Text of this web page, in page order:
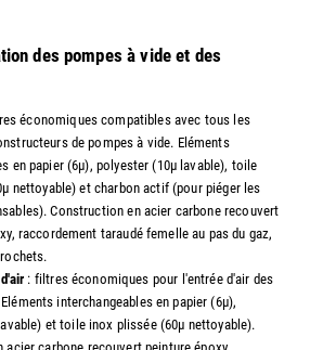
des pompes à vide et des
économiques compatibles avec tous les
de pompes à vide. Eléments
en papier (6µ), polyester (10µ lavable), toile
nettoyable) et charbon actif (pour piéger les
Construction en acier carbone recouvert
raccordement taraudé femelle au pas du gaz,
: filtres économiques pour l'entrée d'air des
interchangeables en papier (6µ),
et toile inox plissée (60µ nettoyable).